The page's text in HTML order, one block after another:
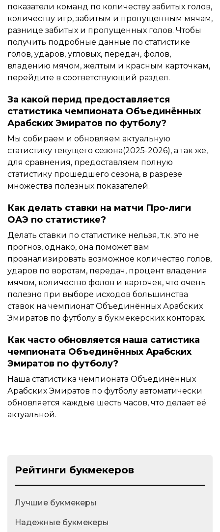
показатели команд по количеству забитых голов,
количеству игр, забитым и пропущенным мячам,
разнице забитых и пропущенных голов. Чтобы
получить подробные данные по статистике
голов, ударов, угловых, передач, фолов,
владению мячом, желтым и красным карточкам,
перейдите в соответствующий раздел.
За какой перид предоставляется
статистика чемпионата Объединённых
Арабских Эмиратов по футболу?
Мы собираем и обновляем актуальную
статистику текущего сезона(2025-2026), а так же,
для сравнения, предоставляем полную
статистику прошедшего сезона, в разрезе
множества полезных показателей.
Как делать ставки на матчи Про-лиги
ОАЭ по статистике?
Делать ставки по статистике нельзя, т.к. это не
прогноз, однако, она поможет вам
проанализировать возможное количество голов,
ударов по воротам, передач, процент владения
мячом, количество фолов и карточек, что очень
полезно при выборе исходов большинства
ставок на чемпионат Объединённых Арабских
Эмиратов по футболу в букмекерских конторах.
Как часто обновляется наша сатистика
чемпионата Объединённых Арабских
Эмиратов по футболу?
Наша статистика чемпионата Объединённых
Арабских Эмиратов по футболу автоматически
обновляется каждые шесть часов, что делает её
актуальной.
Рейтинги букмекеров
Лучшие букмекеры
Надежные букмекеры